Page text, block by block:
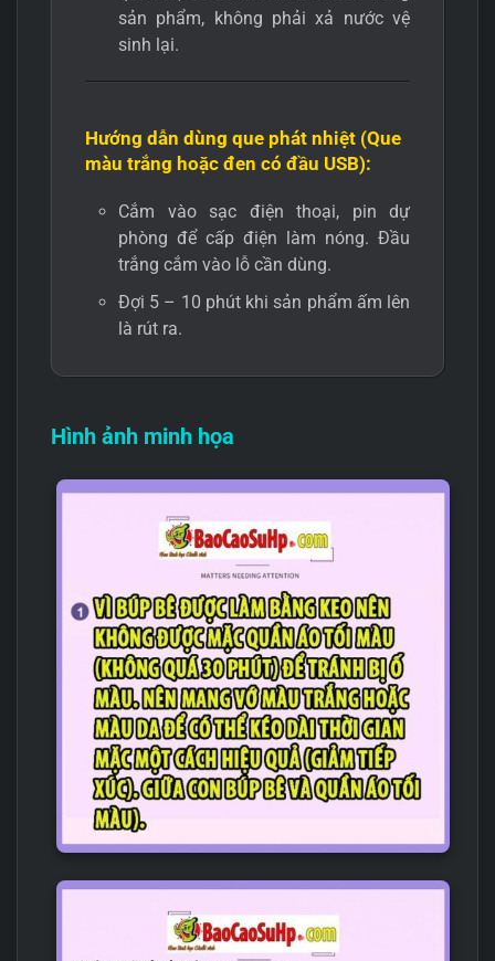
sản phẩm, không phải xả nước vệ
sinh lại.
Hướng dẫn dùng que phát nhiệt (Que
màu trắng hoặc đen có đầu USB):
Cắm vào sạc điện thoại, pin dự
phòng để cấp điện làm nóng. Đầu
trắng cắm vào lỗ cần dùng.
Đợi 5 – 10 phút khi sản phẩm ấm lên
là rút ra.
Hình ảnh minh họa